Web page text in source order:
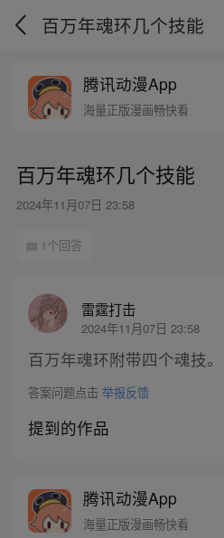
百万年魂环几个技能
腾讯动漫App
海量正版漫画畅快看
百万年魂环几个技能
2024年11月07日 23:58
1个回答
雷霆打击
2024年11月07日 23:58
百万年魂环附带四个魂技。
答案问题点击 举报反馈
提到的作品
腾讯动漫App
海量正版漫画畅快看